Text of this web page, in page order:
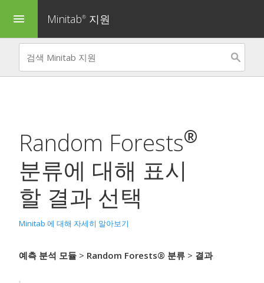
menu Minitab® 지원
Random Forests®
분류에 대해 표시
할 결과 선택
Minitab 에 대해 자세히 알아보기
예측 분석 모듈 > Random Forests® 분류 > 결과